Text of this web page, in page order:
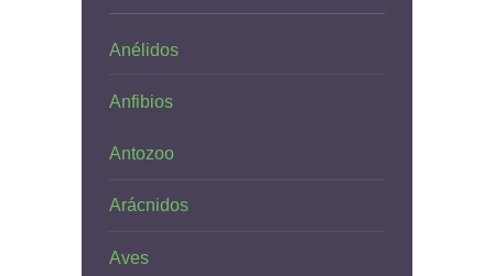
Anélidos
Anfibios
Antozoo
Arácnidos
Aves